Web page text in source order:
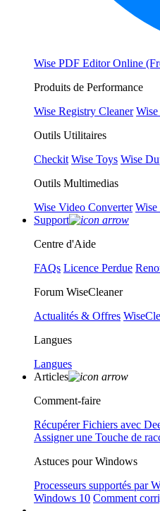
Wise PDF Editor Online
Produits de Performance
Wise Registry Cleaner
Outils Utilitaires
Checkit Wise Toys Wise
Outils Multimedias
Wise Video Converter
Support
Centre d'Aide
FAQs Licence Perdue
Forum WiseCleaner
Actualités & Offres
Langues
Langues
Articles
Comment-faire
Récupérer Fichiers avec
Assigner une Touche de
Astuces pour Windows
Processeurs supportés par
Windows 10 Comment